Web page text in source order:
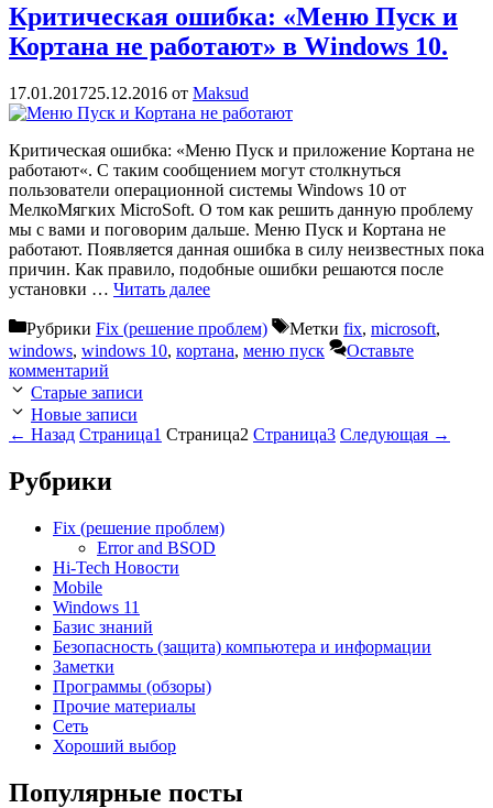
Критическая ошибка: «Меню Пуск и
Кортана не работают» в Windows 10.
17.01.201725.12.2016 от Maksud
Критическая ошибка: «Меню Пуск и приложение Кортана не
работают«. С таким сообщением могут столкнуться
пользователи операционной системы Windows 10 от
МелкоМягких MicroSoft. О том как решить данную проблему
мы с вами и поговорим дальше. Меню Пуск и Кортана не
работают. Появляется данная ошибка в силу неизвестных пока
причин. Как правило, подобные ошибки решаются после
установки … Читать далее
Рубрики Fix (решение проблем) Метки fix, microsoft,
windows, windows 10, кортана, меню пуск
Оставьте
комментарий
Старые записи
Новые записи
← Назад Страница1 Страница2 Страница3 Следующая →
Рубрики
Fix (решение проблем)
Error and BSOD
Hi-Tech Новости
Mobile
Windows 11
Базис знаний
Безопасность (защита) компьютера и информации
Заметки
Программы (обзоры)
Прочие материалы
Сеть
Хороший выбор
Популярные посты